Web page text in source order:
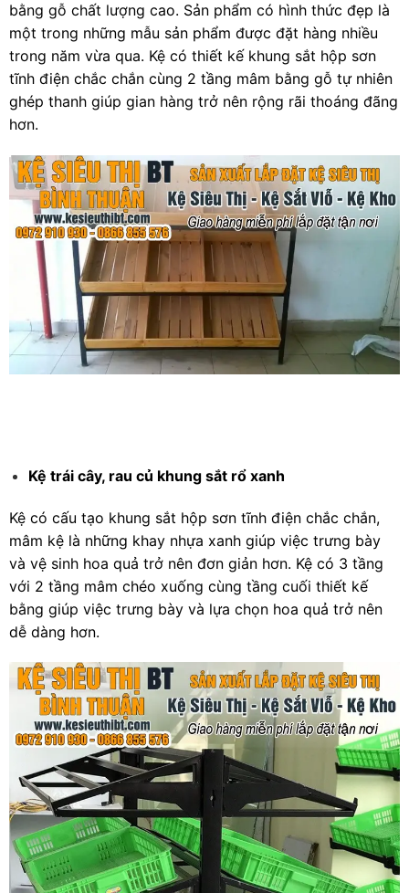
bằng gỗ chất lượng cao. Sản phẩm có hình thức đẹp là
một trong những mẫu sản phẩm được đặt hàng nhiều
trong năm vừa qua. Kệ có thiết kế khung sắt hộp sơn
tĩnh điện chắc chắn cùng 2 tầng mâm bằng gỗ tự nhiên
ghép thanh giúp gian hàng trở nên rộng rãi thoáng đãng
hơn.
Kệ trái cây, rau củ khung sắt rổ xanh
Kệ có cấu tạo khung sắt hộp sơn tĩnh điện chắc chắn,
mâm kệ là những khay nhựa xanh giúp việc trưng bày
và vệ sinh hoa quả trở nên đơn giản hơn. Kệ có 3 tầng
với 2 tầng mâm chéo xuống cùng tầng cuối thiết kế
bằng giúp việc trưng bày và lựa chọn hoa quả trở nên
dễ dàng hơn.